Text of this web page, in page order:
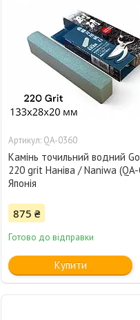
QA-0360
Камінь точильний водний
220 grit Наніва / Naniwa
Японія
875 ₴
Готово до відправки
Купити